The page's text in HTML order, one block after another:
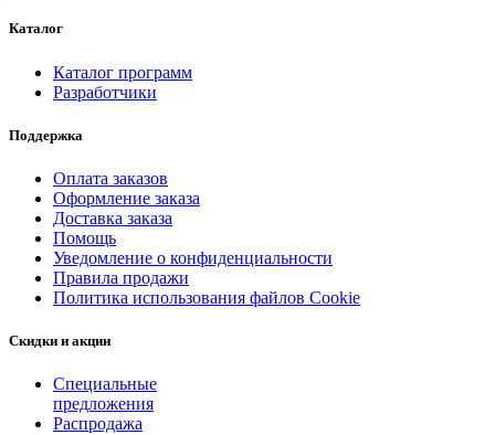
Каталог
Каталог программ
Разработчики
Поддержка
Оплата заказов
Оформление заказа
Доставка заказа
Помощь
Уведомление о конфиденциальности
Правила продажи
Политика использования файлов Cookie
Скидки и акции
Специальные
предложения
Распродажа